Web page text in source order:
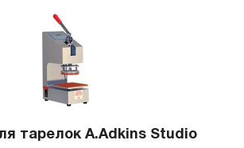
тарелок A.Adkins Studio